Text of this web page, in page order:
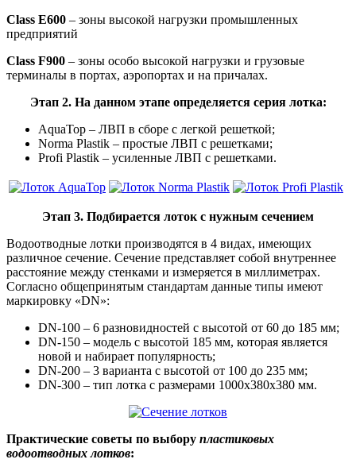
Class E600 – зоны высокой нагрузки промышленных
предприятий
Class F900 – зоны особо высокой нагрузки и грузовые
терминалы в портах, аэропортах и на причалах.
Этап 2. На данном этапе определяется серия лотка:
AquaTop – ЛВП в сборе с легкой решеткой;
Norma Plastik – простые ЛВП с решетками;
Profi Plastik – усиленные ЛВП с решетками.
Этап 3. Подбирается лоток с нужным сечением
Водоотводные лотки производятся в 4 видах, имеющих
различное сечение. Сечение представляет собой внутреннее
расстояние между стенками и измеряется в миллиметрах.
Согласно общепринятым стандартам данные типы имеют
маркировку «DN»:
DN-100 – 6 разновидностей с высотой от 60 до 185 мм;
DN-150 – модель с высотой 185 мм, которая является
новой и набирает популярность;
DN-200 – 3 варианта с высотой от 100 до 235 мм;
DN-300 – тип лотка с размерами 1000х380х380 мм.
Практические советы по выбору пластиковых
водоотводных лотков: